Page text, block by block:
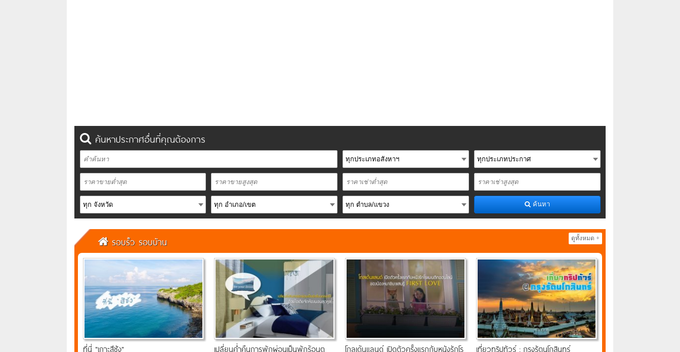
ค้นหาประกาศอื่นที่คุณต้องการ
ค้นหา
รอบรั้ว รอบบ้าน ดูทั้งหมด +
ที่นี่ "เกาะสีชัง" เปลี่ยนค่ำคืนการพักผ่อนเป็นพักร้อนต โกลเด้นแลนด์ เปิดตัวครั้งแรกกับหนังรักโร เที่ยวทริปทัวร์ : กรุงรัตนโกสินทร์